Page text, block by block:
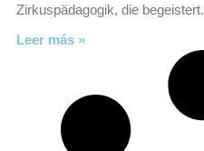
Zirkuspädagogik, die begeistert.
Leer más »